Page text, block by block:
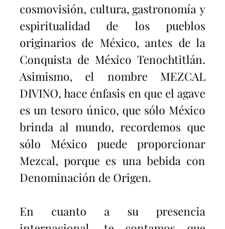
cosmovisión, cultura, gastronomía y
espiritualidad de los pueblos
originarios de México, antes de la
Conquista de México Tenochtitlán.
Asimismo, el nombre MEZCAL
DIVINO, hace énfasis en que el agave
es un tesoro único, que sólo México
brinda al mundo, recordemos que
sólo México puede proporcionar
Mezcal, porque es una bebida con
Denominación de Origen.
En cuanto a su presencia